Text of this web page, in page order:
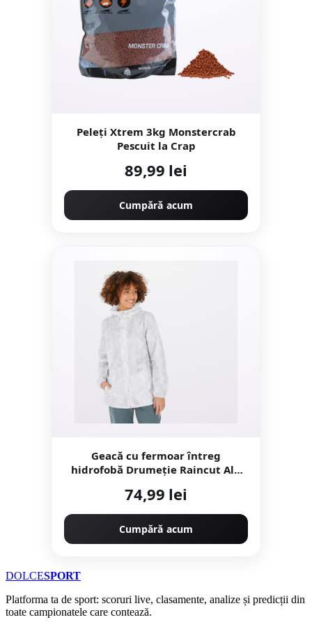
Peleți Xtrem 3kg Monstercrab
Pescuit la Crap
89,99 lei
Cumpără acum
Geacă cu fermoar întreg
hidrofobă Drumeție Raincut Alb
74,99 lei
Cumpără acum
DOLCESPORT
Platforma ta de sport: scoruri live, clasamente, analize și predicții din
toate campionatele care contează.